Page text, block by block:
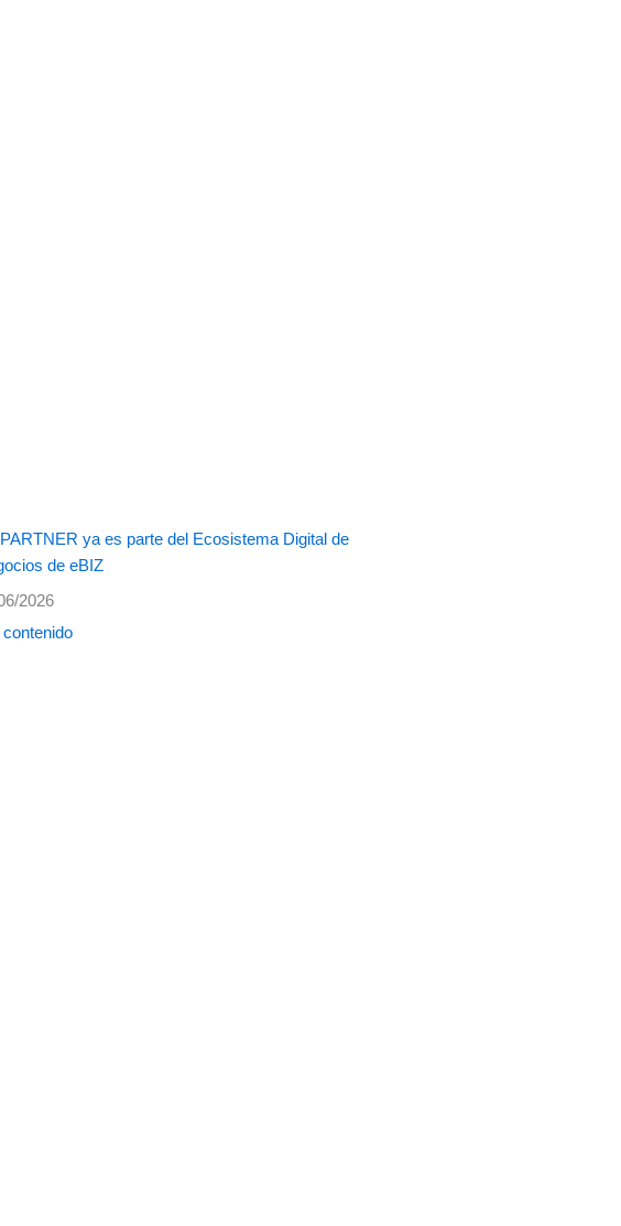
ya es parte del Ecosistema Digital de
de eBIZ
2026
contenido